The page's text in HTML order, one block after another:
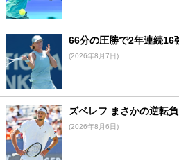
66分の圧勝で2年連続16
(2026年8月7日)
ズベレフ まさかの逆転
(2026年8月6日)